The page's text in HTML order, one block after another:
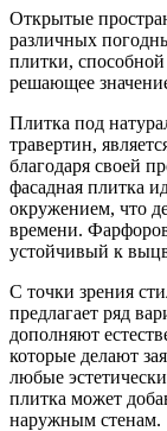
Открытые
различных
плитки,
решающее
Плитка под
травертин,
благодаря своей
фасадная плитка
окружением, что
времени.
устойчивый к
С точки зрения
предлагает ряд
дополняют
которые делают
любые
плитка может
наружным стенам.